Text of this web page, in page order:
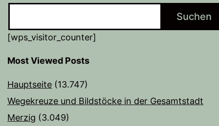
Suchen
[wps_visitor_counter]
Most Viewed Posts
Hauptseite (13.747)
Wegekreuze und Bildstöcke in der Gesamtstadt
Merzig (3.049)